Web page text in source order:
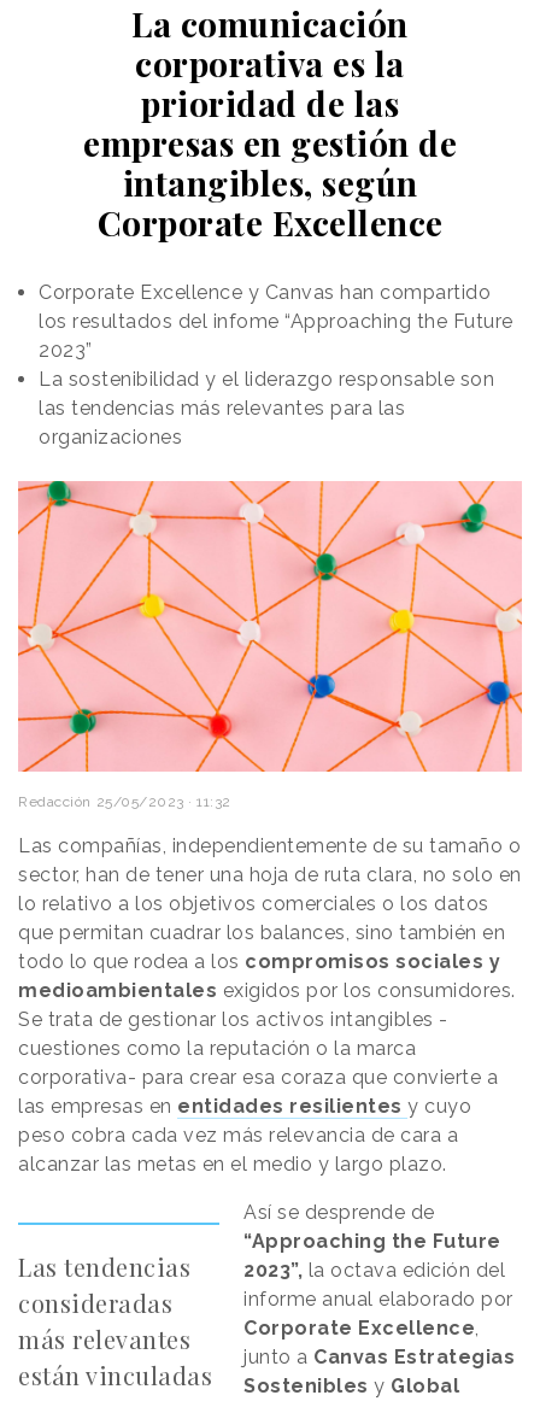
La comunicación
corporativa es la
prioridad de las
empresas en gestión de
intangibles, según
Corporate Excellence
Corporate Excellence y Canvas han compartido
los resultados del infome “Approaching the Future
2023”
La sostenibilidad y el liderazgo responsable son
las tendencias más relevantes para las
organizaciones
Redacción 25/05/2023 · 11:32
Las compañías, independientemente de su tamaño o
sector, han de tener una hoja de ruta clara, no solo en
lo relativo a los objetivos comerciales o los datos
que permitan cuadrar los balances, sino también en
todo lo que rodea a los compromisos sociales y
medioambientales exigidos por los consumidores.
Se trata de gestionar los activos intangibles -
cuestiones como la reputación o la marca
corporativa- para crear esa coraza que convierte a
las empresas en entidades resilientes y cuyo
peso cobra cada vez más relevancia de cara a
alcanzar las metas en el medio y largo plazo.
Las tendencias
consideradas
más relevantes
están vinculadas
Así se desprende de
“Approaching the Future
2023”, la octava edición del
informe anual elaborado por
Corporate Excellence,
junto a Canvas Estrategias
Sostenibles y Global